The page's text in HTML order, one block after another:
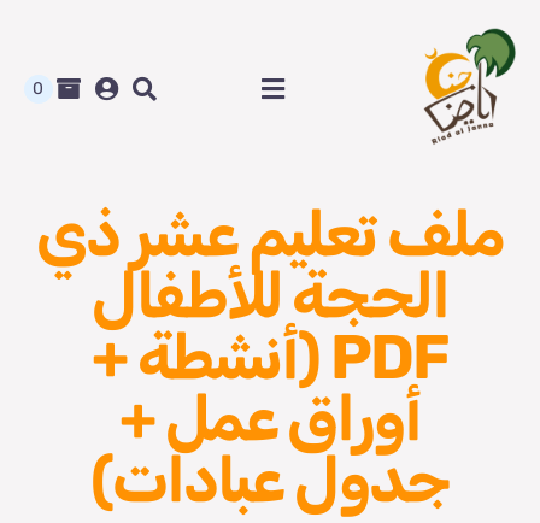
content
Toggle
متجر رياض الجنة
المدونة و أوراق العمل
من نحن
اتصل بنا
0
ملف تعليم عشر ذي
الحجة للأطفال
PDF (أنشطة +
أوراق عمل +
جدول عبادات)